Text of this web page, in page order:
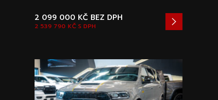
2 539 790 KČ S DPH
2 099 000 KČ BEZ DPH